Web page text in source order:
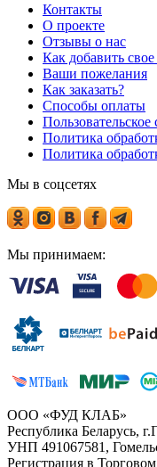
Контакты
О проекте
Отзывы о нас
Как добавить свое
Ваши пожелания
Как заказать?
Способы оплаты
Пользовательское
Политика
Политика
Мы в соцсетях
Мы принимаем:
ООО «ФУД КЛАБ»
Республика Беларусь,
УНП 491067581,
Регистрация в Торговом